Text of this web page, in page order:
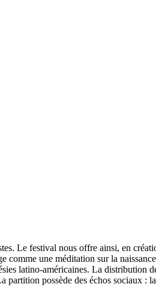
Le festival nous offre ainsi, en
une méditation sur la
latino-américaines. La distribution
possède des échos sociaux :